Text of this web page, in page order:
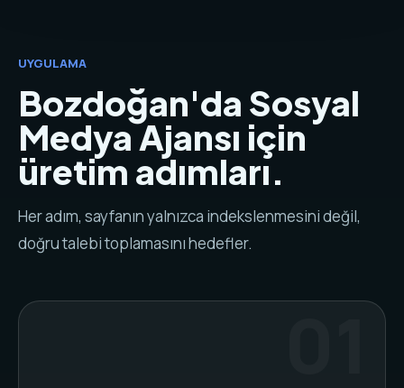
UYGULAMA
Bozdoğan'da Sosyal
Medya Ajansı için
üretim adımları.
Her adım, sayfanın yalnızca indekslenmesini değil,
doğru talebi toplamasını hedefler.